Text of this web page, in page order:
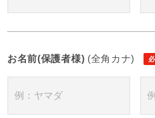
お名前(保護者様) (全角カナ)